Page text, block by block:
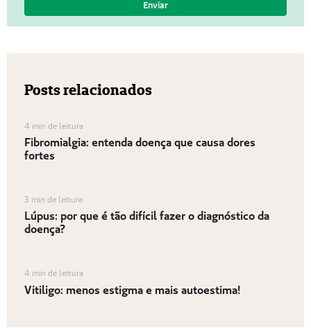
Posts relacionados
4 min de leitura
Fibromialgia: entenda doença que causa dores
fortes
3 min de leitura
Lúpus: por que é tão difícil fazer o diagnóstico da
doença?
4 min de leitura
Vitiligo: menos estigma e mais autoestima!